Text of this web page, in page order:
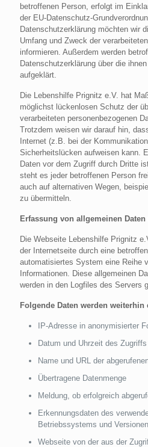
betroffenen Person, erfolgt im
der EU-Datenschutz-
Datenschutzerklärung möchten wir
Umfang und Zweck der
informieren. Außerdem werden
Datenschutzerklärung über die
aufgeklärt.
Die Lebenshilfe Prignitz e.V. hat
möglichst lückenlosen Schutz der
verarbeiteten personenbezogenen
Trotzdem weisen wir darauf hin,
Internet (z.B. bei der
Sicherheitslücken aufweisen kann.
Daten vor dem Zugriff durch Dritte
steht es jeder betroffenen Person
auch auf alternativen Wegen,
zu übermitteln.
Erfassung von allgemeinen
Die Webseite Lebenshilfe Prignitz
der Internetseite durch eine
automatisiertes System eine Reihe
Informationen. Diese allgemeinen
werden in den Logfiles des Servers
Folgende Daten werden weiterhin
IP-Adresse in anonymisierter
Datum und Uhrzeit des Zugriffs
Name und URL der
Übertragene Datenmenge
Meldung, ob erfolgreich
Erkennungsdaten des
Betriebssystems und Versionen
Webseite von der aus der